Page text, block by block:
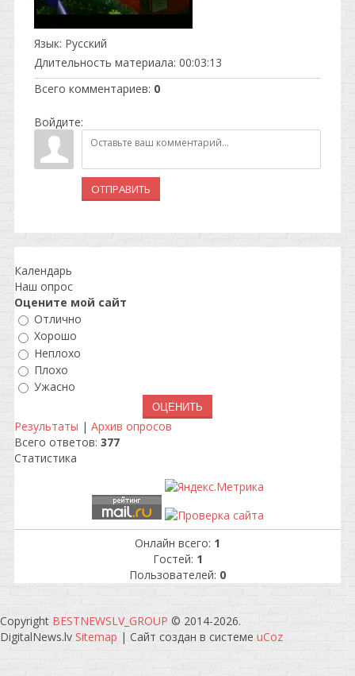
Язык: Русский
Длительность материала: 00:03:13
Всего комментариев: 0
Войдите:
ОТПРАВИТЬ
Календарь
Наш опрос
Оцените мой сайт
Отлично
Хорошо
Неплохо
Плохо
Ужасно
Результаты | Архив опросов
Всего ответов: 377
Статистика
Онлайн всего: 1
Гостей: 1
Пользователей: 0
Copyright BESTNEWSLV_GROUP © 2014-2026.
DigitalNews.lv Sitemap | Сайт создан в системе uCoz